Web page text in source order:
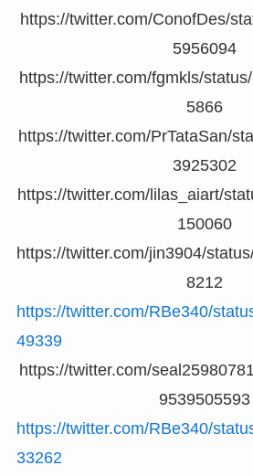
https://twitter.com/ConofDes/
5956094
https://twitter.com/fgmkls/
5866
https://twitter.com/PrTataSan/
3925302
https://twitter.com/lilas_aiart/
150060
https://twitter.com/jin3904/
8212
https://twitter.com/RBe340/
49339
https://twitter.com/
9539505593
https://twitter.com/RBe340/
33262